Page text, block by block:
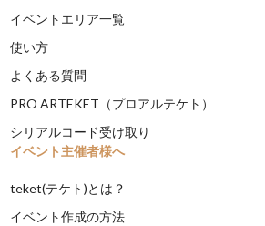
イベントエリア一覧
使い方
よくある質問
PRO ARTEKET（プロアルテケト）
シリアルコード受け取り
イベント主催者様へ
teket(テケト)とは？
イベント作成の方法